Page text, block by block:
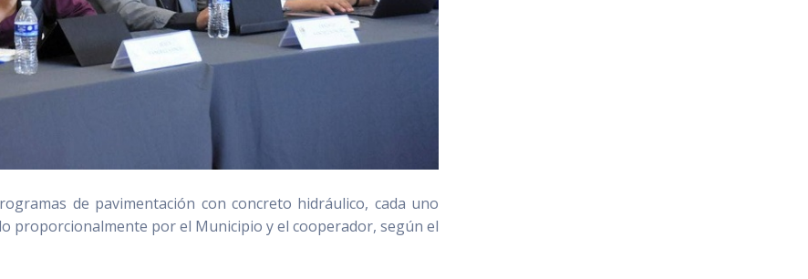
de pavimentación con concreto hidráulico, cada uno
proporcionalmente por el Municipio y el cooperador, según el